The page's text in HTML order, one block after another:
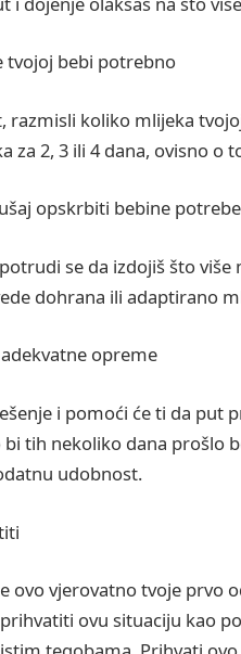
tvojoj bebi potrebno
razmisli koliko mlijeka
za 2, 3 ili 4 dana, ovisno
opskrbiti bebine
se da izdojiš što
dohrana ili adaptirano
opreme
i pomoći će ti da put
tih nekoliko dana prošlo
udobnost.
ovo vjerovatno tvoje prvo
ovu situaciju kao